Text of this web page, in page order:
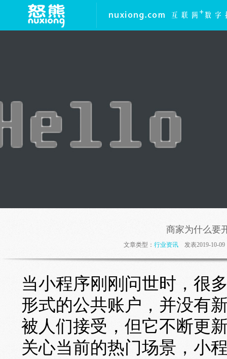
商家为什么要
文章类型： 行业资讯 发表2019-10-
当小程序刚刚问世时，很
形式的公共账户，并没有
被人们接受，但它不断更
关心当前的热门场景，小